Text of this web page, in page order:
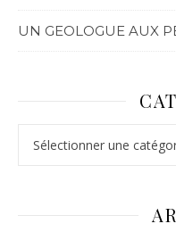
UN GEOLOGUE AUX